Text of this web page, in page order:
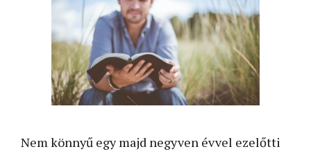
Nem könnyű egy majd negyven évvel ezelőtti